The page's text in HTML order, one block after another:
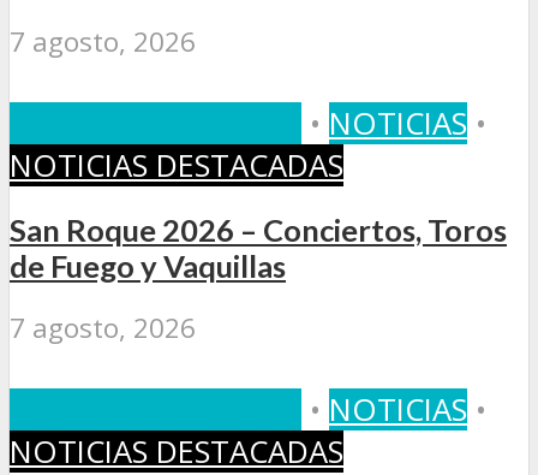
7 agosto, 2026
• NOTICIAS •
NOTICIAS DESTACADAS
San Roque 2026 – Conciertos, Toros
de Fuego y Vaquillas
7 agosto, 2026
• NOTICIAS •
NOTICIAS DESTACADAS